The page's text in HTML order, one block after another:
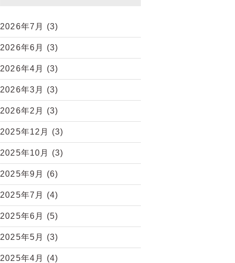
2026年7月 (3)
2026年6月 (3)
2026年4月 (3)
2026年3月 (3)
2026年2月 (3)
2025年12月 (3)
2025年10月 (3)
2025年9月 (6)
2025年7月 (4)
2025年6月 (5)
2025年5月 (3)
2025年4月 (4)